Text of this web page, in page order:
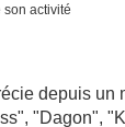
son activité
depuis
"Dagon",